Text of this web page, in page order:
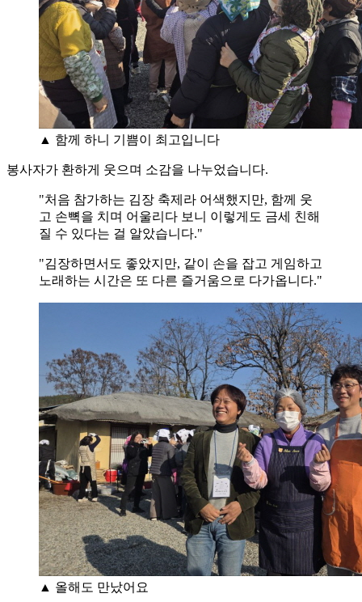
▲ 함께 하니 기쁨이 최고입니다
봉사자가 환하게 웃으며 소감을 나누었습니다.
"처음 참가하는 김장 축제라 어색했지만, 함께 웃
고 손뼉을 치며 어울리다 보니 이렇게도 금세 친해
질 수 있다는 걸 알았습니다."
"김장하면서도 좋았지만, 같이 손을 잡고 게임하고
노래하는 시간은 또 다른 즐거움으로 다가옵니다."
▲ 올해도 만났어요